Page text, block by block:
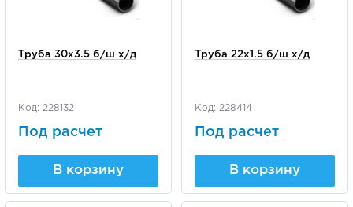
Труба 30х3.5 б/ш х/д
Код: 228132
Под расчет
В корзину
Труба 22х1.5 б/ш х/д
Код: 228414
Под расчет
В корзину